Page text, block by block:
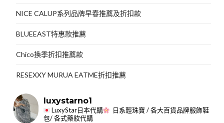
NICE CALUP系列品牌早春推薦及折扣款
BLUEEAST特惠款推薦
Chico換季折扣推薦款
RESEXXY MURUA EATME折扣推薦
luxystarno1
LuxyStar日本代購
日系輕珠寶 / 各大百貨品牌服飾鞋
包/ 各式藥妝代購